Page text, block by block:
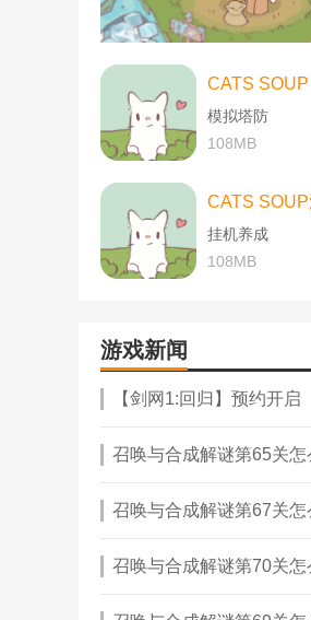
模拟塔防
108MB
挂机养成
108MB
游戏新闻
【剑网1:回归】预约开启